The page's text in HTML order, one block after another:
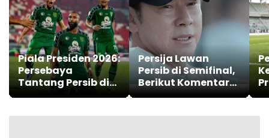
Piala Presiden 2026:
Persebaya
Tantang Persib di
Final
Persija Lawan
Persib di Semifinal,
Berikut Komentar
Pelatih STY